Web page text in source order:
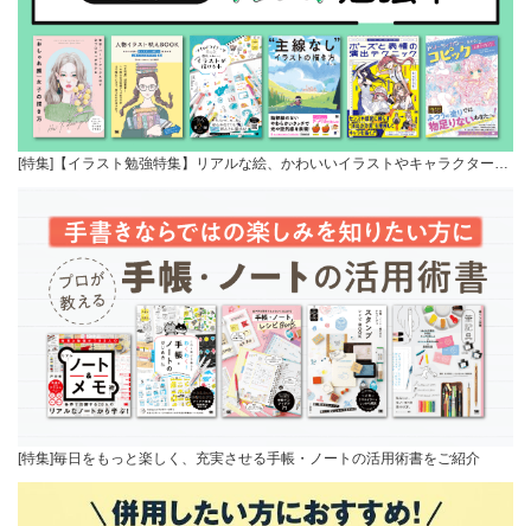
[特集]【イラスト勉強特集】リアルな絵、かわいいイラストやキャラクター…
[特集]毎日をもっと楽しく、充実させる手帳・ノートの活用術書をご紹介